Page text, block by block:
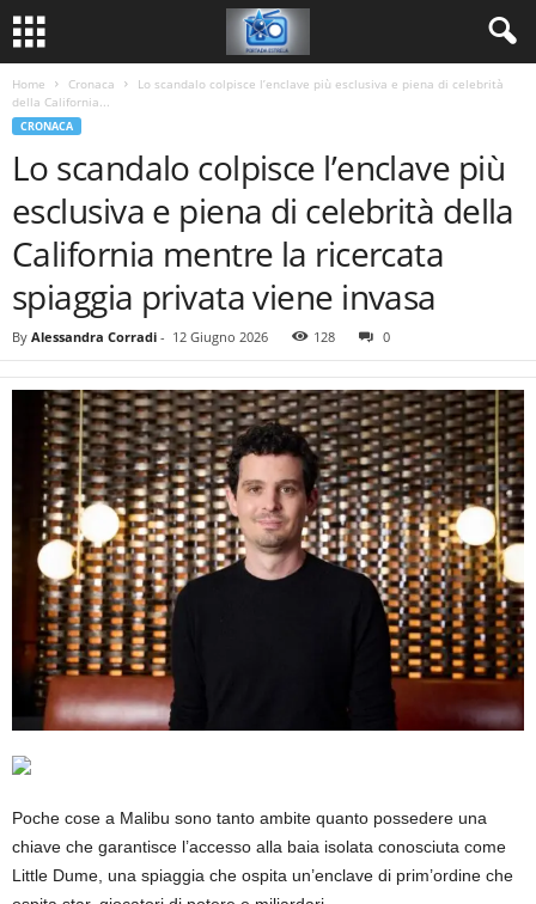
Home Cronaca
Lo scandalo colpisce l’enclave più esclusiva e piena di celebrità
della California...
CRONACA
Lo scandalo colpisce l’enclave più
esclusiva e piena di celebrità della
California mentre la ricercata
spiaggia privata viene invasa
By Alessandra Corradi - 12 Giugno 2026 128 0
Poche cose a Malibu sono tanto ambite quanto possedere una
chiave che garantisce l’accesso alla baia isolata conosciuta come
Little Dume, una spiaggia che ospita un’enclave di prim’ordine che